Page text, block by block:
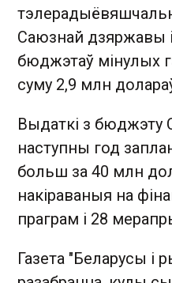
Саюзнай дзяржавы
бюджэтаў мінулых
суму 2,9 млн
Выдаткі з
наступны год
больш за 40 млн
накіраваныя на
праграм i 28
Газета "Беларусы і